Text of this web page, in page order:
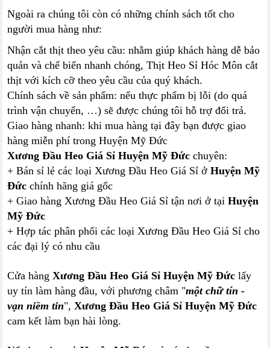
Ngoài ra chúng tôi còn có những chính sách tốt cho
người mua hàng như:
Nhận cắt thịt theo yêu cầu: nhằm giúp khách hàng dễ bảo
quản và chế biến nhanh chóng, Thịt Heo Sỉ Hóc Môn cắt
thịt với kích cỡ theo yêu cầu của quý khách.
Chính sách về sản phẩm: nếu thực phẩm bị lỗi (do quá
trình vận chuyển, …) sẽ được chúng tôi hỗ trợ đổi trả.
Giao hàng nhanh: khi mua hàng tại đây bạn được giao
hàng miễn phí trong Huyện Mỹ Đức
Xương Đầu Heo Giá Sỉ Huyện Mỹ Đứcchuyên:
+ Bán sỉ lẻ các loại Xương Đầu Heo Giá Sỉ ởHuyện Mỹ
Đức chính hãng giá gốc
+ Giao hàng Xương Đầu Heo Giá Sỉ tận nơi ở tạiHuyện
Mỹ Đức
+ Hợp tác phân phối các loại Xương Đầu Heo Giá Sỉ cho
các đại lý có nhu cầu
Cửa hàngXương Đầu Heo Giá Sỉ Huyện Mỹ Đức lấy
uy tín làm hàng đầu, với phương châm "một chữ tín -
vạn niềm tin",Xương Đầu Heo Giá Sỉ Huyện Mỹ Đức
cam kết làm bạn hài lòng.